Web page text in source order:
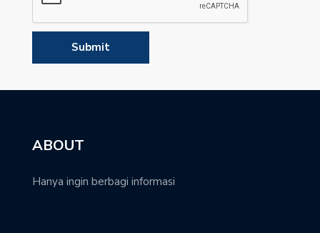
ABOUT
Hanya ingin berbagi informasi